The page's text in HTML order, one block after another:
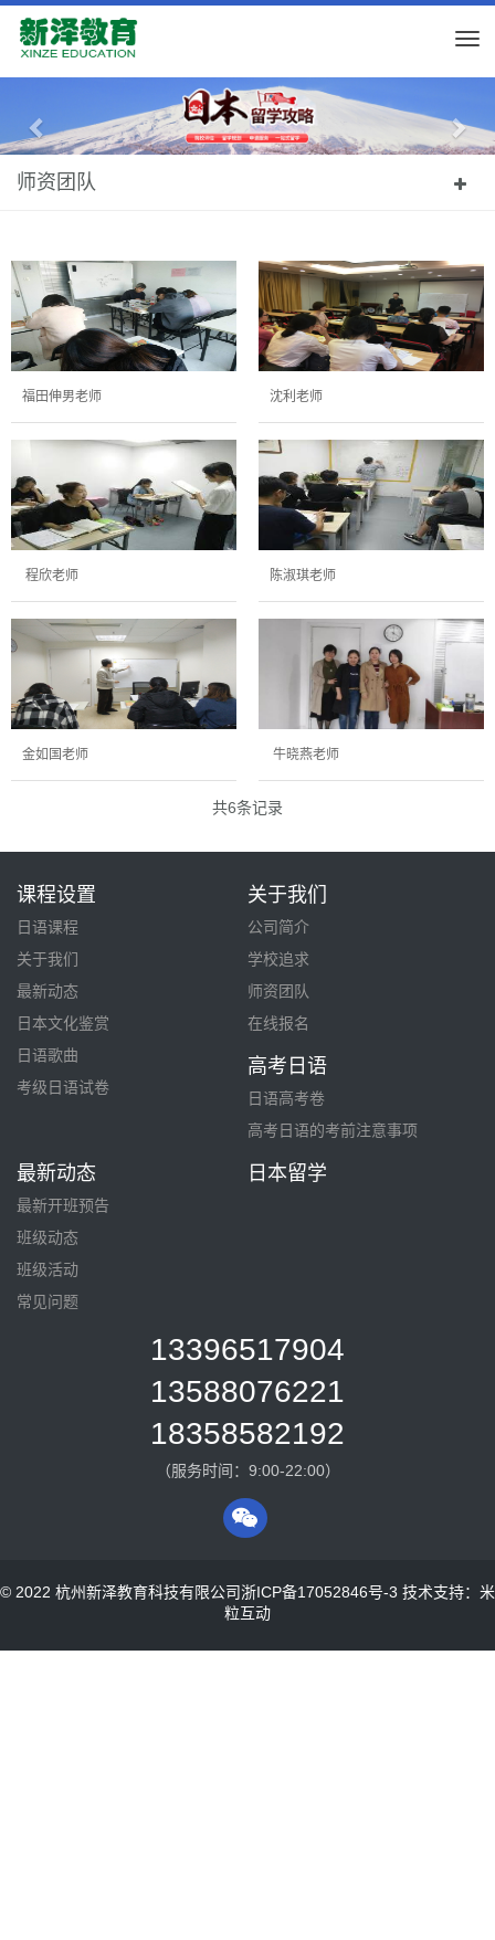
导
切
师资团队
福田伸男老师 沈利老师
程欣老师 陈淑琪老师
金如国老师 牛晓燕老师
共6条记录
课程设置
日语课程
关于我们
最新动态
日本文化鉴赏
日语歌曲
考级日语试卷
关于我们
公司简介
学校追求
师资团队
在线报名
高考日语
日语高考卷
高考日语的考前注意事项
最新动态
最新开班预告
班级动态
班级活动
常见问题
日本留学
13396517904
13588076221
18358582192
（服务时间：9:00-22:00）
© 2022 杭州新泽教育科技有限公司浙ICP备17052846号-3 技术支持：米
粒互动